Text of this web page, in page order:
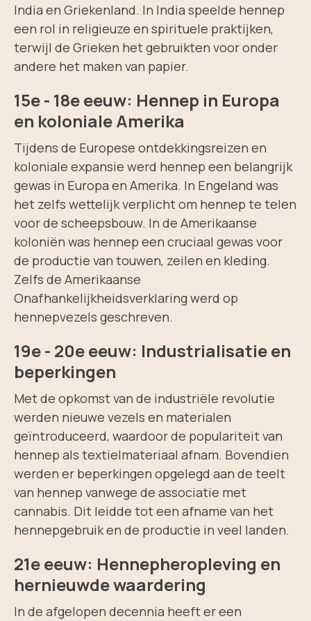
India en Griekenland. In India speelde hennep
een rol in religieuze en spirituele praktijken,
terwijl de Grieken het gebruikten voor onder
andere het maken van papier.
15e - 18e eeuw: Hennep in Europa
en koloniale Amerika
Tijdens de Europese ontdekkingsreizen en
koloniale expansie werd hennep een belangrijk
gewas in Europa en Amerika. In Engeland was
het zelfs wettelijk verplicht om hennep te telen
voor de scheepsbouw. In de Amerikaanse
koloniën was hennep een cruciaal gewas voor
de productie van touwen, zeilen en kleding.
Zelfs de Amerikaanse
Onafhankelijkheidsverklaring werd op
hennepvezels geschreven.
19e - 20e eeuw: Industrialisatie en
beperkingen
Met de opkomst van de industriële revolutie
werden nieuwe vezels en materialen
geïntroduceerd, waardoor de populariteit van
hennep als textielmateriaal afnam. Bovendien
werden er beperkingen opgelegd aan de teelt
van hennep vanwege de associatie met
cannabis. Dit leidde tot een afname van het
hennepgebruik en de productie in veel landen.
21e eeuw: Hennepheropleving en
hernieuwde waardering
In de afgelopen decennia heeft er een